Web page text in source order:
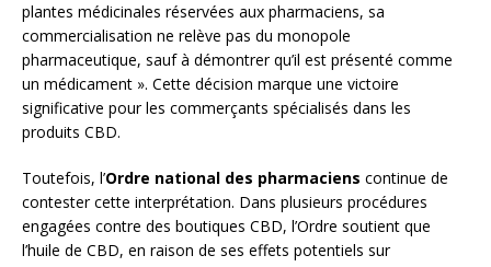
plantes médicinales réservées aux pharmaciens, sa
commercialisation ne relève pas du monopole
pharmaceutique, sauf à démontrer qu’il est présenté comme
un médicament ». Cette décision marque une victoire
significative pour les commerçants spécialisés dans les
produits CBD.
Toutefois, l’Ordre national des pharmaciens continue de
contester cette interprétation. Dans plusieurs procédures
engagées contre des boutiques CBD, l’Ordre soutient que
l’huile de CBD, en raison de ses effets potentiels sur